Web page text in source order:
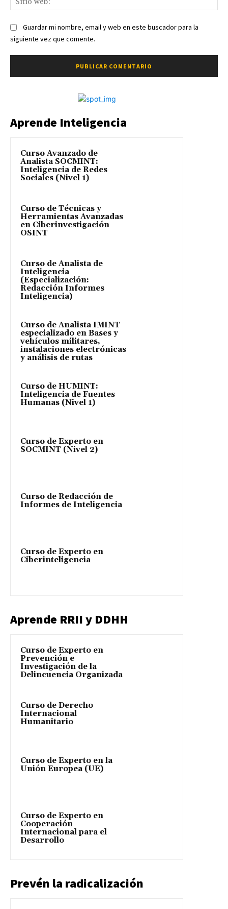
Guardar mi nombre, email y web en este buscador para la
siguiente vez que comente.
Aprende Inteligencia
Curso Avanzado de
Analista SOCMINT:
Inteligencia de Redes
Sociales (Nivel 1)
Curso de Técnicas y
Herramientas Avanzadas
en Ciberinvestigación
OSINT
Curso de Analista de
Inteligencia
(Especialización:
Redacción Informes
Inteligencia)
Curso de Analista IMINT
especializado en Bases y
vehículos militares,
instalaciones electrónicas
y análisis de rutas
Curso de HUMINT:
Inteligencia de Fuentes
Humanas (Nivel 1)
Curso de Experto en
SOCMINT (Nivel 2)
Curso de Redacción de
Informes de Inteligencia
Curso de Experto en
Ciberinteligencia
Aprende RRII y DDHH
Curso de Experto en
Prevención e
Investigación de la
Delincuencia Organizada
Curso de Derecho
Internacional
Humanitario
Curso de Experto en la
Unión Europea (UE)
Curso de Experto en
Cooperación
Internacional para el
Desarrollo
Prevén la radicalización